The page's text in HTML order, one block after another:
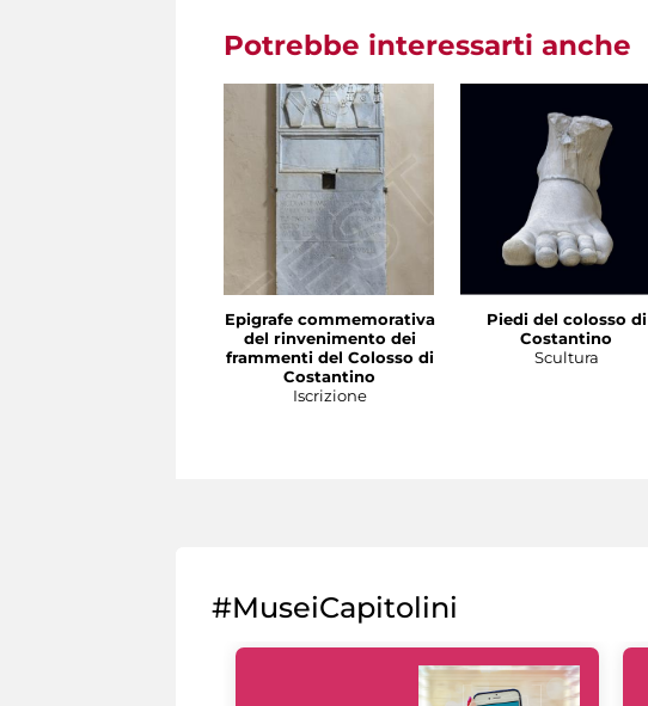
Potrebbe interessarti anche
Epigrafe commemorativa
del rinvenimento dei
frammenti del Colosso di
Costantino
Iscrizione
Piedi del colosso di
Costantino
Scultura
#MuseiCapitolini